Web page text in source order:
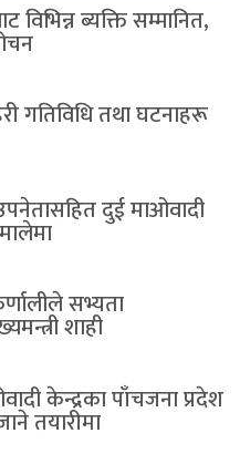
विभिन्न ब्यक्ति सम्मानित,
गतिविधि तथा घटनाहरू
दुई माओवादी
सभ्यता
शाही
केन्द्रका पाँचजना प्रदेश
तयारीमा